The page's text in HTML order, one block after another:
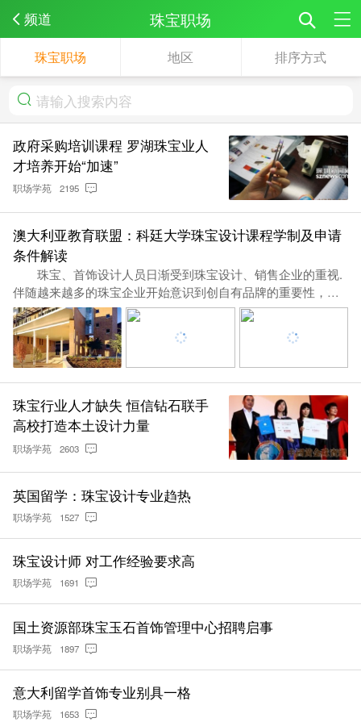
频道 珠宝职场
珠宝职场 地区 排序方式
政府采购培训课程 罗湖珠宝业人
才培养开始“加速”
职场学苑 2195
澳大利亚教育联盟：科廷大学珠宝设计课程学制及申请
条件解读
珠宝、首饰设计人员日渐受到珠宝设计、销售企业的重视.
伴随越来越多的珠宝企业开始意识到创自有品牌的重要性，走
品
珠宝行业人才缺失 恒信钻石联手
高校打造本土设计力量
职场学苑 2603
英国留学：珠宝设计专业趋热
职场学苑 1527
珠宝设计师 对工作经验要求高
职场学苑 1691
国土资源部珠宝玉石首饰管理中心招聘启事
职场学苑 1897
意大利留学首饰专业别具一格
职场学苑 1653